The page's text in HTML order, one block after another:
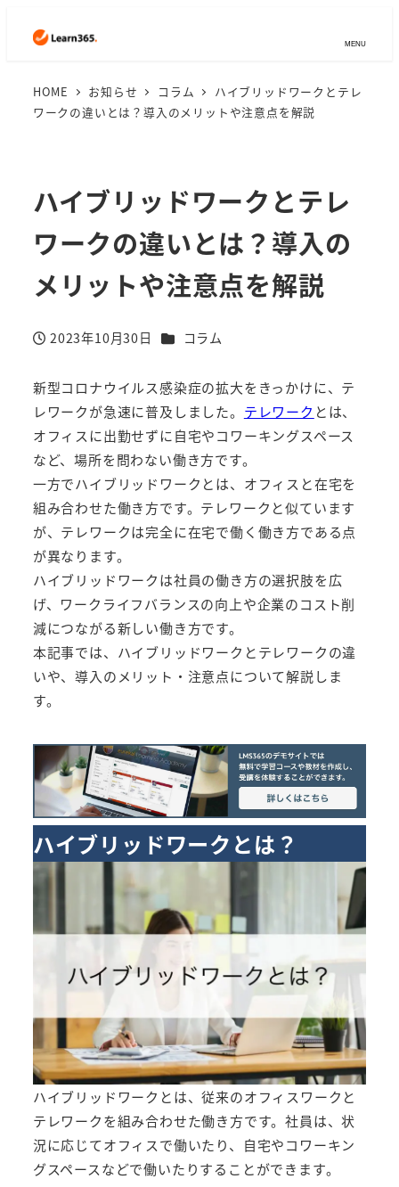
MENU
HOME お知らせ コラム
ハイブリッドワークとテレ
ワークの違いとは？導入のメリットや注意点を解説
ハイブリッドワークとテレ
ワークの違いとは？導入の
メリットや注意点を解説
投稿日
2023年10月30日 カテゴリー
コラム
新型コロナウイルス感染症の拡大をきっかけに、テ
レワークが急速に普及しました。 テレワーク とは、
オフィスに出勤せずに自宅やコワーキングスペース
など、場所を問わない働き方です。
一方でハイブリッドワークとは、オフィスと在宅を
組み合わせた働き方です。テレワークと似ています
が、テレワークは完全に在宅で働く働き方である点
が異なります。
ハイブリッドワークは社員の働き方の選択肢を広
げ、ワークライフバランスの向上や企業のコスト削
減につながる新しい働き方です。
本記事では、ハイブリッドワークとテレワークの違
いや、導入のメリット・注意点について解説しま
す。
ハイブリッドワークとは？
ハイブリッドワークとは、従来のオフィスワークと
テレワークを組み合わせた働き方です。社員は、状
況に応じてオフィスで働いたり、自宅やコワーキン
グスペースなどで働いたりすることができます。